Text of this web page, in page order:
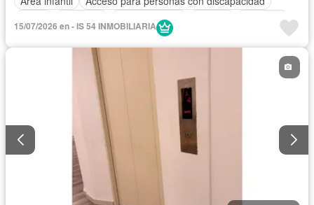
Cocina integral
Ascensor
Vista panorámica
Cancha de tenis
15/07/2026 en - IS 54 INMOBILIARIA